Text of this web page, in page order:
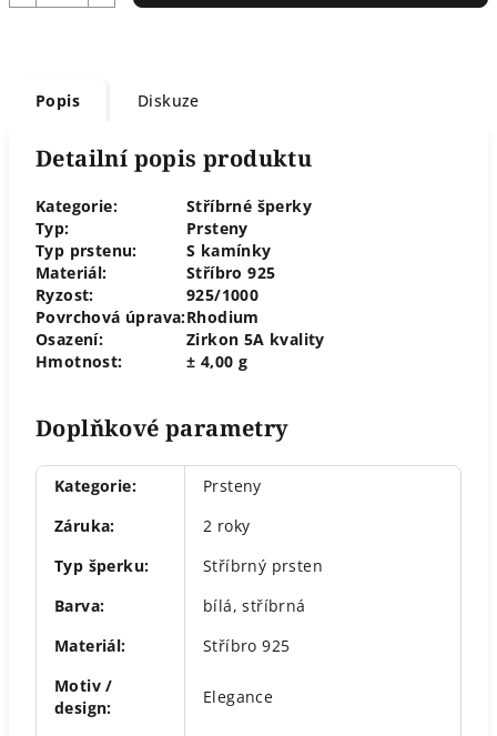
Popis Diskuze
Detailní popis produktu
Kategorie:
Stříbrné šperky
Typ:
Prsteny
Typ prstenu:
S kamínky
Materiál:
Stříbro 925
Ryzost:
925/1000
Povrchová úprava:Rhodium
Osazení:
Zirkon 5A kvality
Hmotnost:
± 4,00 g
Doplňkové parametry
Kategorie:
Prsteny
Záruka:
2 roky
Typ šperku:
Stříbrný prsten
Barva: bílá,stříbrná
Materiál:
Stříbro 925
Motiv /
design:
Elegance